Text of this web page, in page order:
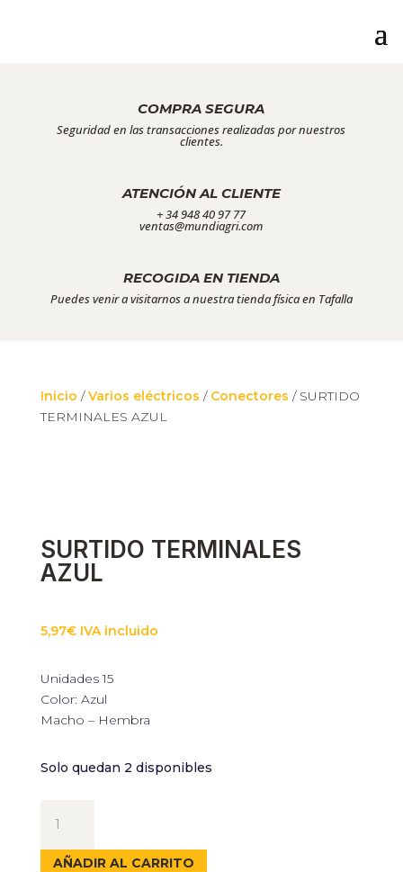
COMPRA SEGURA
Seguridad en las transacciones realizadas por nuestros
clientes.
ATENCIÓN AL CLIENTE
+ 34 948 40 97 77
ventas@mundiagri.com
RECOGIDA EN TIENDA
Puedes venir a visitarnos a nuestra tienda física en Tafalla
Inicio /Varios eléctricos / Conectores / SURTIDO
TERMINALES AZUL
SURTIDO TERMINALES
AZUL
5,97€ IVA incluido
Unidades 15
Color: Azul
Macho – Hembra
Solo quedan 2 disponibles
TERMINALES
AZUL
AÑADIR AL CARRITO